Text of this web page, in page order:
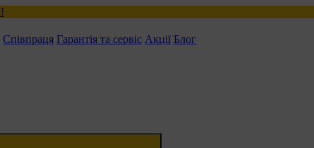
Співпраця Гарантія та сервіс Акції Блог